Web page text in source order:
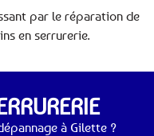
par le réparation de
en serrurerie.
à Gilette ?